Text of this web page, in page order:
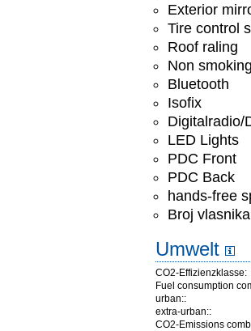
Exterior
Tire control
Roof raling
Non
Bluetooth
Isofix
Digitalradio/
LED Lights
PDC Front
PDC Back
hands-free
Broj
Umwelt
CO2-Effizienzklasse:
Fuel consumption
urban::
extra-urban::
CO2-Emissions